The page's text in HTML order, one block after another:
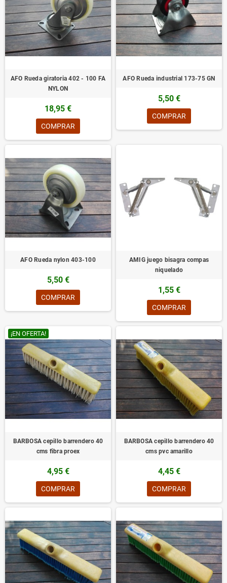
AFO Rueda giratoria 402 - 100 FA
NYLON
18,95 €
COMPRAR
AFO Rueda industrial 173-75 GN
5,50 €
COMPRAR
AFO Rueda nylon 403-100
5,50 €
COMPRAR
AMIG juego bisagra compas
niquelado
1,55 €
COMPRAR
¡EN OFERTA!
BARBOSA cepillo barrendero 40
cms fibra proex
4,95 €
COMPRAR
BARBOSA cepillo barrendero 40
cms pvc amarillo
4,45 €
COMPRAR